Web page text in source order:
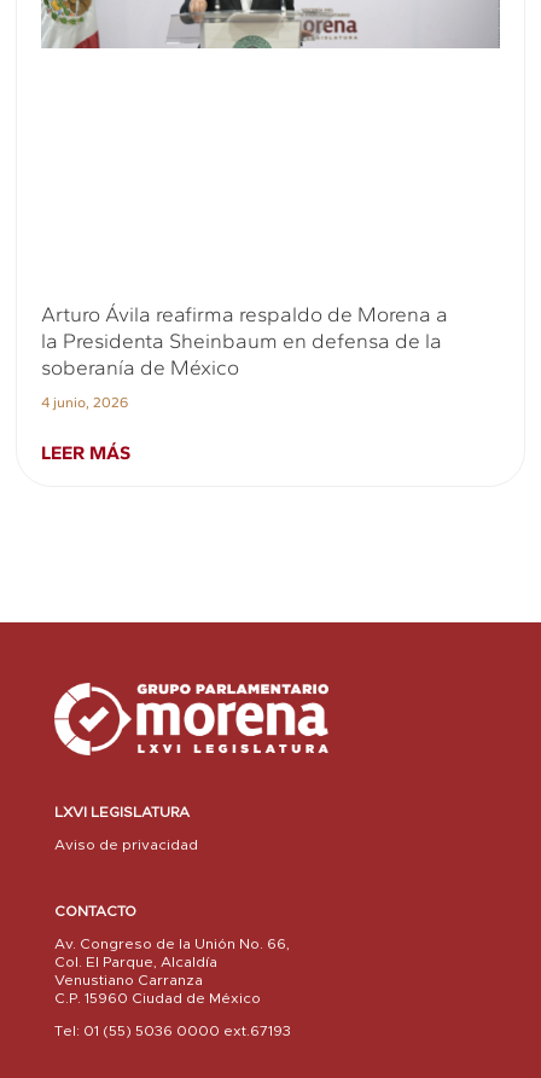
Arturo Ávila reafirma respaldo de Morena a
la Presidenta Sheinbaum en defensa de la
soberanía de México
4 junio, 2026
LEER MÁS
LXVI LEGISLATURA
Aviso de privacidad
CONTACTO
Av. Congreso de la Unión No. 66,
Col. El Parque, Alcaldía
Venustiano Carranza
C.P. 15960 Ciudad de México
Tel: 01 (55) 5036 0000 ext.67193